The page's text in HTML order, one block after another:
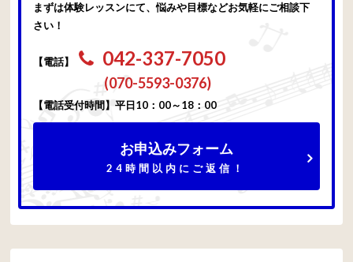
まずは体験レッスンにて、悩みや目標などお気軽にご相談下
さい！
【電話】 042-337-7050
(070-5593-0376)
【電話受付時間】平日10：00～18：00
お申込みフォーム
24時間以内にご返信！